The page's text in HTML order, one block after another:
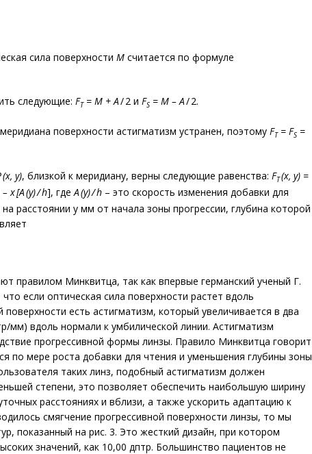
сила поверхности М считается по формуле
следующие: FT= M + A/ 2 и FS = M – A/ 2.
поверхности астигматизм устранен, поэтому FT= FS =
(x, y), близкой к меридиану, верны следующие равенства: FT(x, y) =
x [A (y) / h], гдеA (y) / h – это скорость изменения добавки для
расстоянии у мм от начала зоны прогрессии, глубина которой
правилом Минквитца, так как впервые германский ученый Г.
если оптическая сила поверхности растет вдоль
есть астигматизм, который увеличивается в два
мм) вдоль нормали к умбилической линии. Астигматизм
прогрессивной формы линзы. Правило Минквитца говорит
по мере роста добавки для чтения и уменьшения глубины зоны
таких линз, подобный астигматизм должен
степени, это позволяет обеспечить наибольшую ширину
расстояниях и вблизи, а также ускорить адаптацию к
смягчение прогрессивной поверхности линзы, то мы
показанный на рис. 3. Это жесткий дизайн, при котором
значений, как 10,00 дптр. Большинство пациентов не